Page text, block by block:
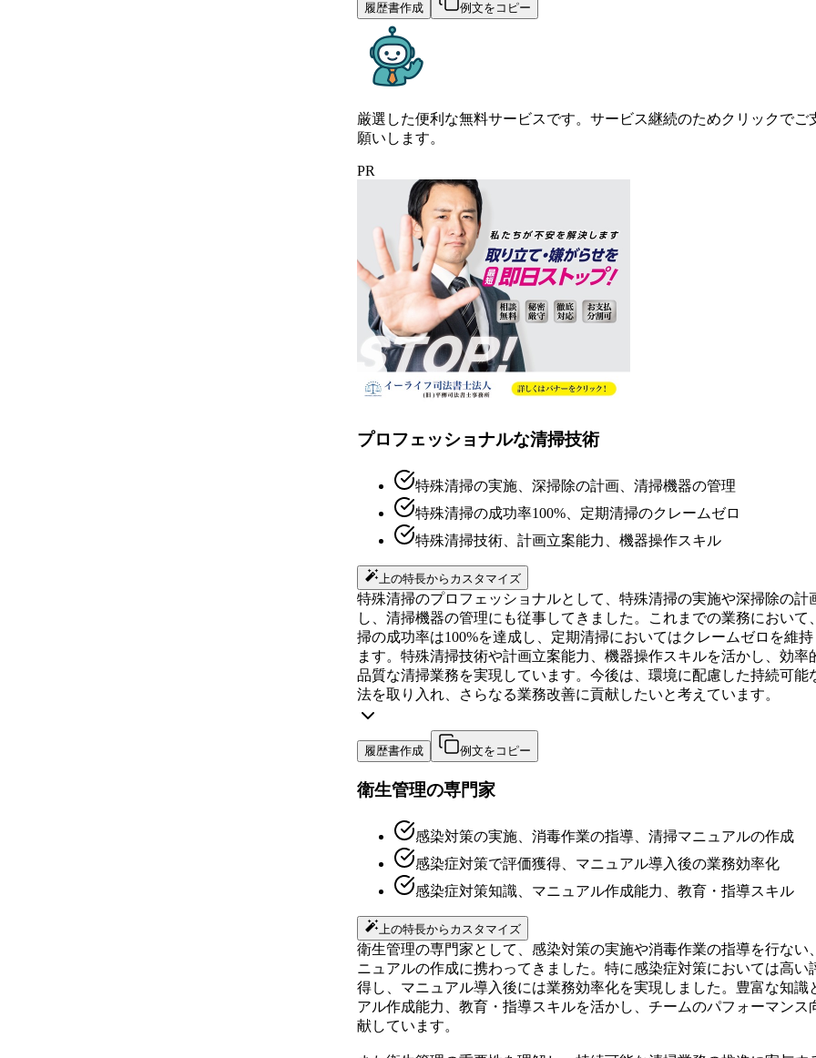
履歴書作成 例文をコピー
厳選した便利な無料サービスです。サービス継続のためクリックでご
願いします。
PR
プロフェッショナルな清掃技術
特殊清掃の実施、深掃除の計画、清掃機器の管理
特殊清掃の成功率100%、定期清掃のクレームゼロ
特殊清掃技術、計画立案能力、機器操作スキル
上の特長からカスタマイズ
特殊清掃のプロフェッショナルとして、特殊清掃の実施や深掃除の計
し、清掃機器の管理にも従事してきました。これまでの業務において
掃の成功率は100%を達成し、定期清掃においてはクレームゼロを維
ます。特殊清掃技術や計画立案能力、機器操作スキルを活かし、効率
品質な清掃業務を実現しています。今後は、環境に配慮した持続可能
法を取り入れ、さらなる業務改善に貢献したいと考えています。
履歴書作成 例文をコピー
衛生管理の専門家
感染対策の実施、消毒作業の指導、清掃マニュアルの作成
感染症対策で評価獲得、マニュアル導入後の業務効率化
感染症対策知識、マニュアル作成能力、教育・指導スキル
上の特長からカスタマイズ
衛生管理の専門家として、感染対策の実施や消毒作業の指導を行ない
ニュアルの作成に携わってきました。特に感染症対策においては高い
得し、マニュアル導入後には業務効率化を実現しました。豊富な知識
アル作成能力、教育・指導スキルを活かし、チームのパフォーマンス
献しています。